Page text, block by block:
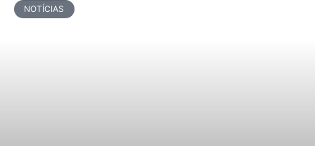
NOTÍCIAS